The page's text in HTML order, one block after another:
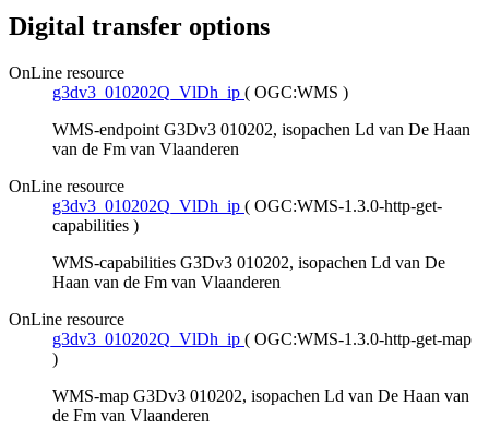
Digital transfer options
OnLine resource
g3dv3_010202Q_VlDh_ip ( OGC:WMS )
WMS-endpoint G3Dv3 010202, isopachen Ld van De Haan
van de Fm van Vlaanderen
OnLine resource
g3dv3_010202Q_VlDh_ip ( OGC:WMS-1.3.0-http-get-
capabilities )
WMS-capabilities G3Dv3 010202, isopachen Ld van De
Haan van de Fm van Vlaanderen
OnLine resource
g3dv3_010202Q_VlDh_ip ( OGC:WMS-1.3.0-http-get-map
)
WMS-map G3Dv3 010202, isopachen Ld van De Haan van
de Fm van Vlaanderen